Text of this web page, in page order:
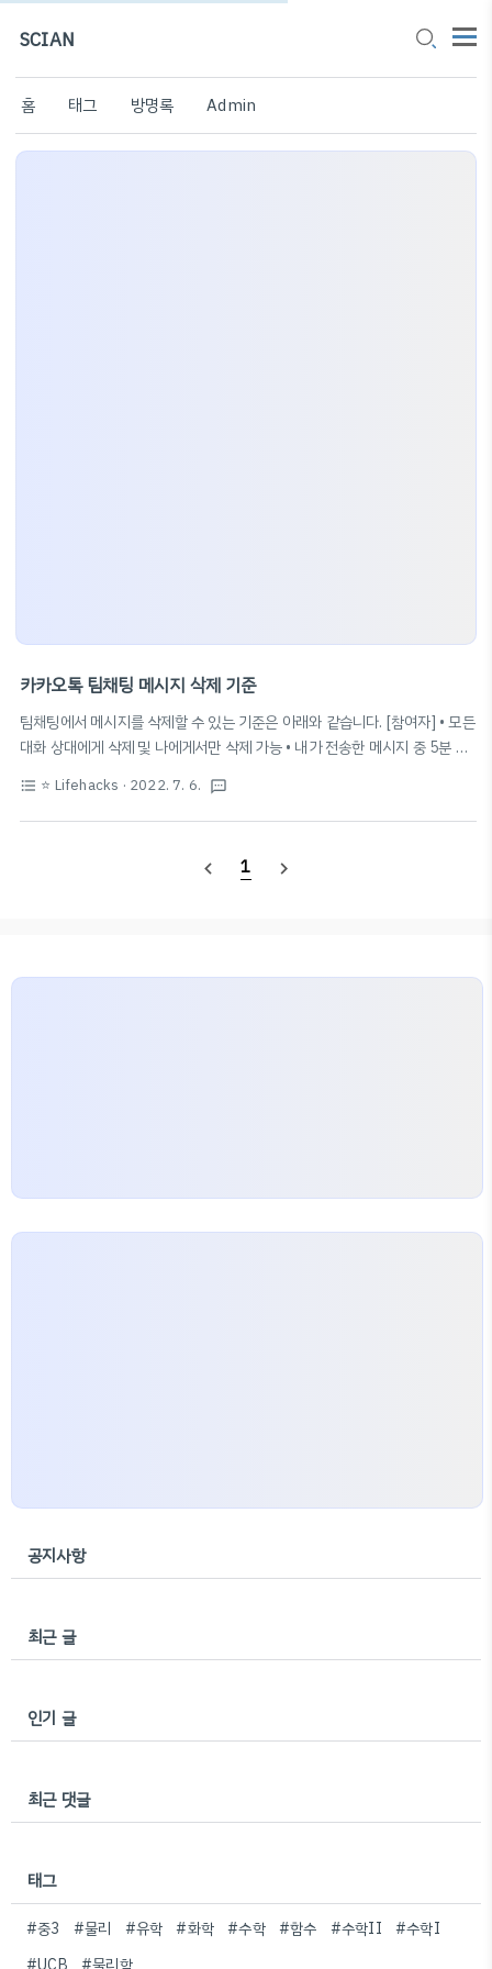
SCIAN
홈 태그 방명록 Admin
카카오톡 팀채팅 메시지 삭제 기준
팀채팅에서 메시지를 삭제할 수 있는 기준은 아래와 같습니다. [참여자] • 모든
대화 상대에게 삭제 및 나에게서만 삭제 가능 • 내가 전송한 메시지 중 5분 이
함하여 최대 3일까지 모두에게서 삭제 가능하나 이틀 내에 삭제하는 것을 권
장합니다. — kakao 고객센터 FAQ 고객센터 카카오 고객센터를 통해 각 서
format_list_bulleted ⭐️ Lifehacks · 2022. 7. 6. textsms
navigate_before 1 navigate_next
공지사항
최근 글
인기 글
최근 댓글
태그
#중3 #물리 #유학 #화학 #수학 #함수 #수학II
#수학I